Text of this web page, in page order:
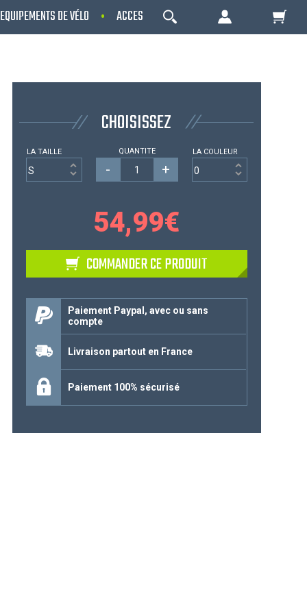
EQUIPEMENTS DE VÉLO ACCESSOIRES NOS PROMOS
OK
Votre panier est là pour vous servir. Donnez-
lui un but ! C'est un lieu temporaire où est
CHOISISSEZ
LA TAILLE QUANTITE
- +
LA COULEUR
54,99€
COMMANDER CE PRODUIT
Paiement Paypal, avec ou sans
compte
Livraison partout en France
Paiement 100% sécurisé